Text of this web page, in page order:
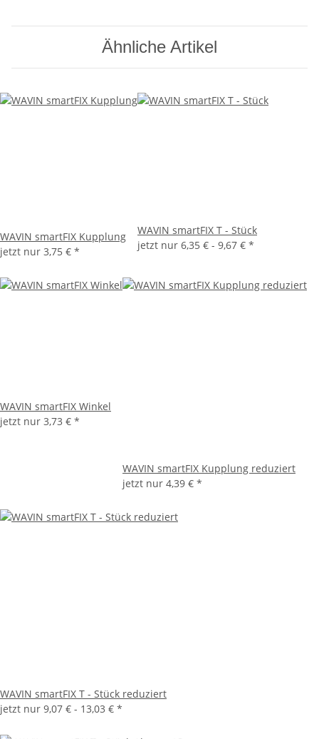
Ähnliche Artikel
WAVIN smartFIX Kupplung
jetzt nur 3,75 € *
WAVIN smartFIX T - Stück
jetzt nur 6,35 € - 9,67 € *
WAVIN smartFIX Winkel
jetzt nur 3,73 € *
WAVIN smartFIX Kupplung reduziert
jetzt nur 4,39 € *
WAVIN smartFIX T - Stück reduziert
jetzt nur 9,07 € - 13,03 € *